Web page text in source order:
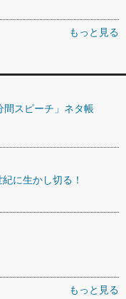
もっと見る
間スピーチ」ネタ帳
に生かし切る！
もっと見る